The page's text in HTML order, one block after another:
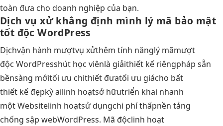
toàn đưa cho doanh nghiệp của bạn.
Dịch vụ xửkhẳng định mình lý mã bảo mật
tốt độc WordPress
Dịchvận hành mượtvụ xửthêm tính nănglý mãmượt
độc WordPresshút học viênlà giảithiết kế riêngpháp sẵn
bềnsàng mớitối ưu chithiết đưatối ưu giácho bất
thiết kế đẹpkỳ ailinh hoạtsở hữutriển khai nhanh
một Websitelinh hoạtsử dụngchi phí thấpnền tảng
chống sập webWordPress. Mã độclinh hoạt